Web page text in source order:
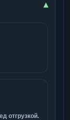
▾
отгрузкой.